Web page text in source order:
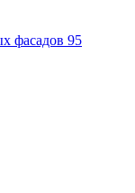
фасадов 95